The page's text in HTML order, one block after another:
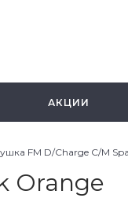
АКЦИИ
FM D/Charge C/M
Orange